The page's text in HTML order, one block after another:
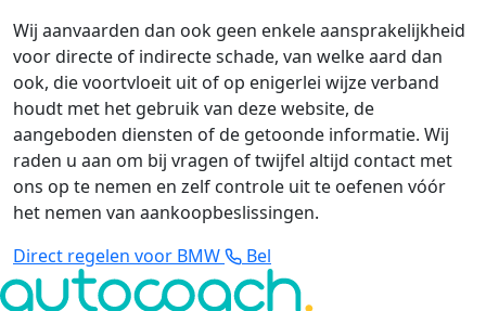
Wij aanvaarden dan ook geen enkele aansprakelijkheid
voor directe of indirecte schade, van welke aard dan
ook, die voortvloeit uit of op enigerlei wijze verband
houdt met het gebruik van deze website, de
aangeboden diensten of de getoonde informatie. Wij
raden u aan om bij vragen of twijfel altijd contact met
ons op te nemen en zelf controle uit te oefenen vóór
het nemen van aankoopbeslissingen.
Direct regelen voor BMW
Bel